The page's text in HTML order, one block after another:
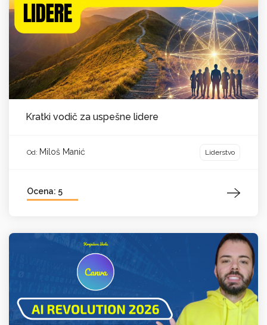
Kratki vodič za uspešne lidere
Od: Miloš Manić Liderstvo
Ocena: 5